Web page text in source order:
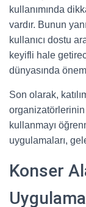
kullanımında
vardır. Bunun
kullanıcı dostu
keyifli hale
dünyasında
Son olarak,
kullanmayı
uygulamaları,
Konser